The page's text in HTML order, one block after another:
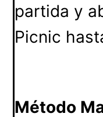
partida y
Picnic
Método